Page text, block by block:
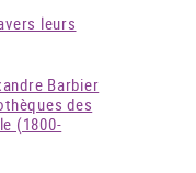
leurs
Barbier
des
(1800-